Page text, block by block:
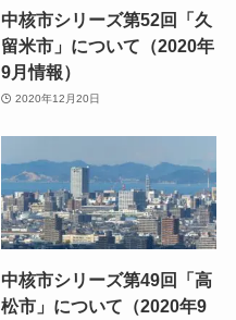
中核市シリーズ第52回「久
留米市」について（2020年
9月情報）
2020年12月20日
中核市シリーズ第49回「高
松市」について（2020年9